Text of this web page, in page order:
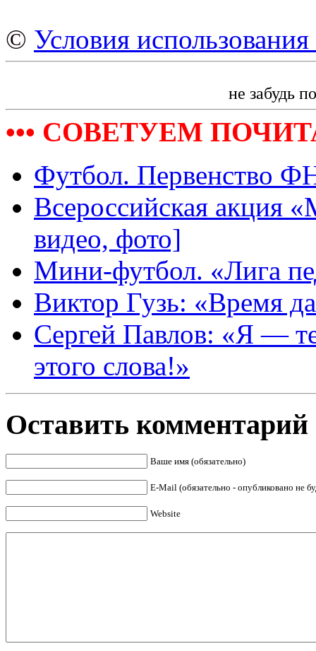
© Условия
не забудь
••• СОВЕТУЕМ
Футбол. Первенство
Всероссийская акция
видео, фото]
Мини-футбол. «Лига
Виктор Гузь: «Время
Сергей Павлов: «Я ―
этого слова!»
Оставить комментарий
Ваше имя (обязательно)
E-Mail (обязательно - опубликовано не
Website